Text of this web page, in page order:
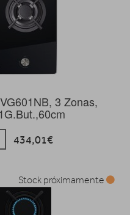
3 Zonas,
434,01€
Stock próximamente